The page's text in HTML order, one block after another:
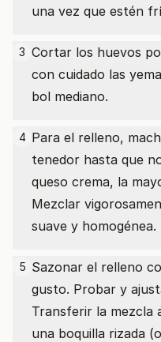
una vez que estén
3 Cortar los huevos
con cuidado las
bol mediano.
4 Para el relleno,
tenedor hasta que
queso crema, la
Mezclar
suave y homogénea.
5 Sazonar el relleno
gusto. Probar y
Transferir la mezcla
una boquilla rizada